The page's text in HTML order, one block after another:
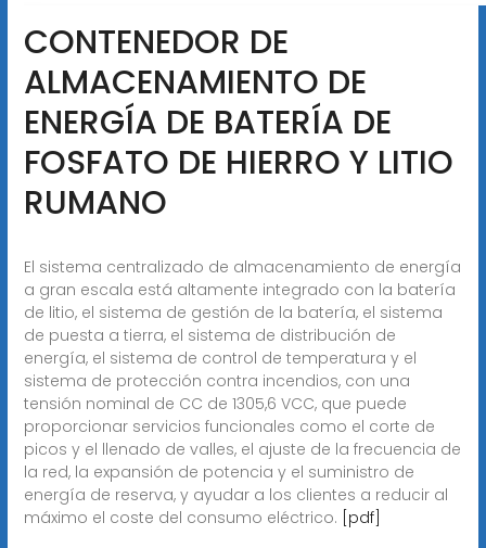
CONTENEDOR DE
ALMACENAMIENTO DE
ENERGÍA DE BATERÍA DE
FOSFATO DE HIERRO Y LITIO
RUMANO
El sistema centralizado de almacenamiento de energía
a gran escala está altamente integrado con la batería
de litio, el sistema de gestión de la batería, el sistema
de puesta a tierra, el sistema de distribución de
energía, el sistema de control de temperatura y el
sistema de protección contra incendios, con una
tensión nominal de CC de 1305,6 VCC, que puede
proporcionar servicios funcionales como el corte de
picos y el llenado de valles, el ajuste de la frecuencia de
la red, la expansión de potencia y el suministro de
energía de reserva, y ayudar a los clientes a reducir al
máximo el coste del consumo eléctrico. [pdf]